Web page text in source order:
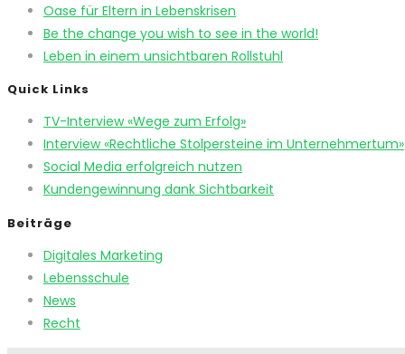
Oase für Eltern in Lebenskrisen
Be the change you wish to see in the world!
Leben in einem unsichtbaren Rollstuhl
Quick Links
TV-Interview «Wege zum Erfolg»
Interview «Rechtliche Stolpersteine im Unternehmertum»
Social Media erfolgreich nutzen
Kundengewinnung dank Sichtbarkeit
Beiträge
Digitales Marketing
Lebensschule
News
Recht